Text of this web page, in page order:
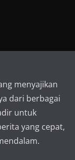
menyajikan
dari berbagai
untuk
yang cepat,